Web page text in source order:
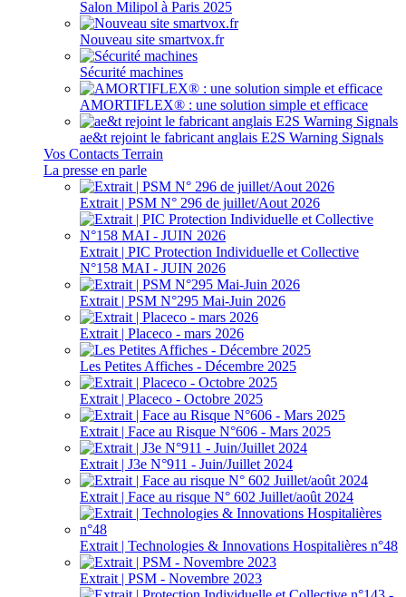
Salon Milipol à Paris 2025
Nouveau site smartvox.fr
Sécurité machines
AMORTIFLEX® : une solution simple et efficace
ae&t rejoint le fabricant anglais E2S Warning Signals
Vos Contacts Terrain
La presse en parle
Extrait | PSM N° 296 de juillet/Aout 2026
Extrait | PIC Protection Individuelle et Collective
N°158 MAI - JUIN 2026
Extrait | PSM N°295 Mai-Juin 2026
Extrait | Placeco - mars 2026
Les Petites Affiches - Décembre 2025
Extrait | Placeco - Octobre 2025
Extrait | Face au Risque N°606 - Mars 2025
Extrait | J3e N°911 - Juin/Juillet 2024
Extrait | Face au risque N° 602 Juillet/août 2024
Extrait | Technologies & Innovations Hospitalières n°48
Extrait | PSM - Novembre 2023